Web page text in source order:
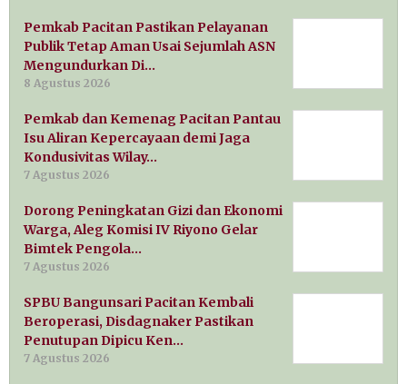
Pemkab Pacitan Pastikan Pelayanan
Publik Tetap Aman Usai Sejumlah ASN
Mengundurkan Di…
8 Agustus 2026
Pemkab dan Kemenag Pacitan Pantau
Isu Aliran Kepercayaan demi Jaga
Kondusivitas Wilay…
7 Agustus 2026
Dorong Peningkatan Gizi dan Ekonomi
Warga, Aleg Komisi IV Riyono Gelar
Bimtek Pengola…
7 Agustus 2026
SPBU Bangunsari Pacitan Kembali
Beroperasi, Disdagnaker Pastikan
Penutupan Dipicu Ken…
7 Agustus 2026